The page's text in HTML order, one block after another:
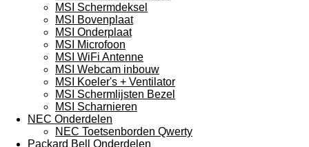
MSI Schermdeksel
MSI Bovenplaat
MSI Onderplaat
MSI Microfoon
MSI WiFi Antenne
MSI Webcam inbouw
MSI Koeler's + Ventilator
MSI Schermlijsten Bezel
MSI Scharnieren
NEC Onderdelen
NEC Toetsenborden Qwerty
Packard Bell Onderdelen